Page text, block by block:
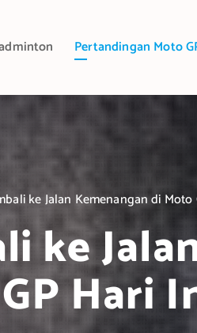
Pertandingan Moto
ke Jalan Kemenangan di Moto
ke
Hari